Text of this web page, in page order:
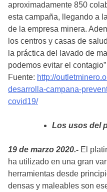
aproximadamente 850
esta campaña, llegando a
de la empresa minera.
los centros y casas de
la práctica del lavado de
podemos evitar el
Fuente: http://
desarrolla-campana-
covid19/
Los usos del
19 de marzo 2020.- El
ha utilizado en una gran
herramientas desde
densas y maleables son